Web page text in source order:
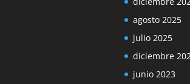
agosto 2025
julio 2025
diciembre
junio 2023